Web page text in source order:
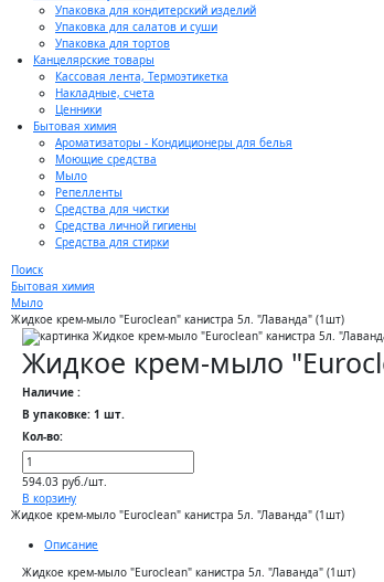
Упаковка для кондитерский изделий
Упаковка для салатов и суши
Упаковка для тортов
Канцелярские товары
Кассовая лента, Термоэтикетка
Накладные, счета
Ценники
Бытовая химия
Ароматизаторы - Кондиционеры для белья
Моющие средства
Мыло
Репелленты
Средства для чистки
Средства личной гигиены
Средства для стирки
Поиск
Бытовая химия
Мыло
Жидкое крем-мыло "Euroclean" канистра 5л. "Лаванда" (1шт)
Жидкое крем-мыло
Наличие :
В упаковке: 1 шт.
Кол-во:
594.03 руб./шт.
В корзину
Жидкое крем-мыло "Euroclean" канистра 5л. "Лаванда" (1шт)
Описание
Жидкое крем-мыло "Euroclean" канистра 5л. "Лаванда" (1шт)